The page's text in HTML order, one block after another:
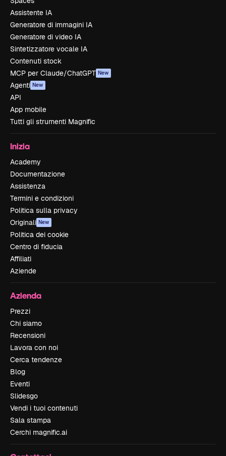
Assistente IA
Generatore di immagini IA
Generatore di video IA
Sintetizzatore vocale IA
Contenuti stock
MCP per Claude/ChatGPT New
Agenti New
API
App mobile
Tutti gli strumenti Magnific
Inizia
Academy
Documentazione
Assistenza
Termini e condizioni
Politica sulla privacy
Originali New
Politica dei cookie
Centro di fiducia
Affiliati
Aziende
Azienda
Prezzi
Chi siamo
Recensioni
Lavora con noi
Cerca tendenze
Blog
Eventi
Slidesgo
Vendi i tuoi contenuti
Sala stampa
Cerchi magnific.ai